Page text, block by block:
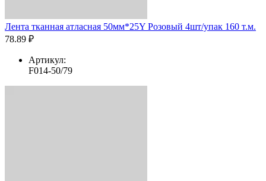
Лента тканная атласная 50мм*25Y Розовый 4шт/упак 160 т.м.
78.89 ₽
Артикул:
F014-50/79